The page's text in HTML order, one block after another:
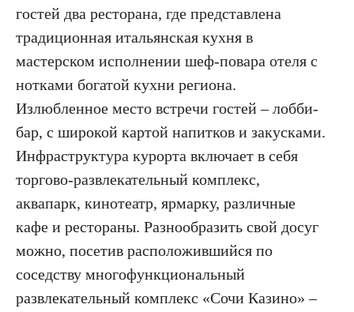
гостей два ресторана, где представлена
традиционная итальянская кухня в
мастерском исполнении шеф-повара отеля с
нотками богатой кухни региона.
Излюбленное место встречи гостей – лобби-
бар, с широкой картой напитков и закусками.
Инфраструктура курорта включает в себя
торгово-развлекательный комплекс,
аквапарк, кинотеатр, ярмарку, различные
кафе и рестораны. Разнообразить свой досуг
можно, посетив расположившийся по
соседству многофункциональный
развлекательный комплекс «Сочи Казино» –